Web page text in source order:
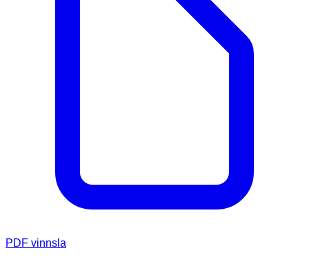
PDF vinnsla